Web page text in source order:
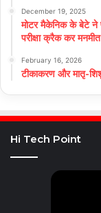
December 19, 2025
मोटर मैकेनिक के बेटे ने
परीक्षा क्रैक कर
February 16, 2026
टीकाकरण और मातृ-
Hi Tech Point